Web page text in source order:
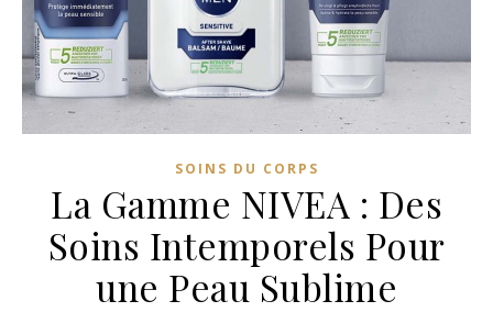
SOINS DU CORPS
La Gamme NIVEA : Des
Soins Intemporels Pour
une Peau Sublime